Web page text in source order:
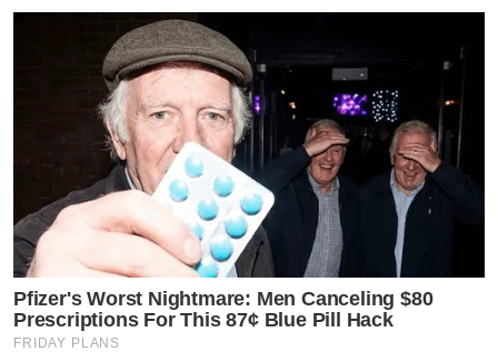
Pfizer's Worst Nightmare: Men Canceling $80
Prescriptions For This 87¢ Blue Pill Hack
FRIDAY PLANS